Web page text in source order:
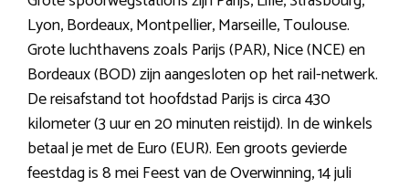
Lyon, Bordeaux, Montpellier, Marseille, Toulouse.
Grote luchthavens zoals Parijs (PAR), Nice (NCE) en
Bordeaux (BOD) zijn aangesloten op het rail-netwerk.
De reisafstand tot hoofdstad Parijs is circa 430
kilometer (3 uur en 20 minuten reistijd). In de winkels
betaal je met de Euro (EUR). Een groots gevierde
feestdag is 8 mei Feest van de Overwinning, 14 juli